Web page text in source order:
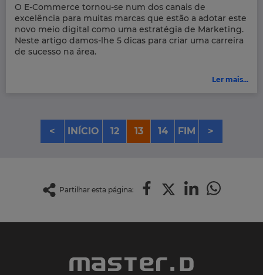
O E-Commerce tornou-se num dos canais de
excelência para muitas marcas que estão a adotar este
novo meio digital como uma estratégia de Marketing.
Neste artigo damos-lhe 5 dicas para criar uma carreira
de sucesso na área.
Ler mais...
< INÍCIO 12 13 14 FIM >
Partilhar esta página: